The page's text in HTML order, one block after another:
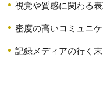
視覚や質感に関わる
密度の高いコミュニ
記録メディアの行く